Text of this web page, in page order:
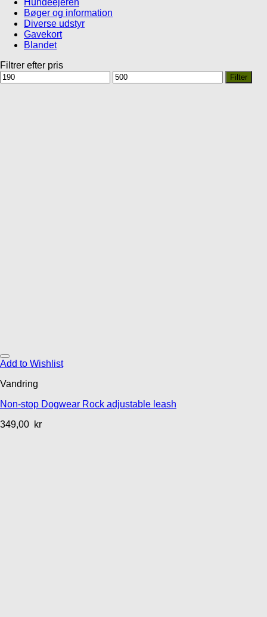
Hundeejeren
Bøger og information
Diverse udstyr
Gavekort
Blandet
Filtrer efter pris
Mindste
pris
Højeste
pris
Filter
Add to Wishlist
Vandring
Non-stop Dogwear Rock adjustable leash
349,00 kr